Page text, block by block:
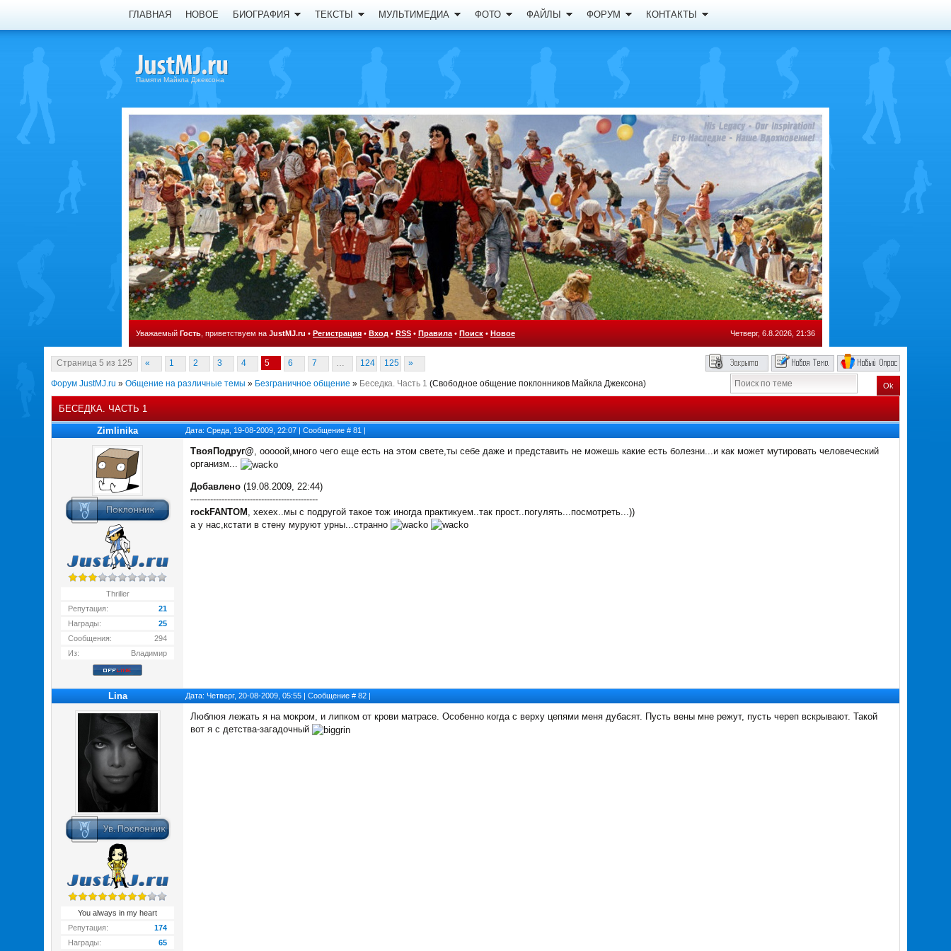
ГЛАВНАЯ НОВОЕ БИОГРАФИЯ ТЕКСТЫ МУЛЬТИМЕДИА ФОТО ФАЙЛЫ ФОРУМ КОНТАКТЫ
Памяти Майкла Джексона
Уважаемый Гость , приветствуем на JustMJ.ru • Регистрация • Вход • RSS • Правила • Поиск • Новое Четверг, 6.8.2026, 21:36
Страница 5 из 125 « 1 2 3 4 5 6 7 … 124 125 »
Форум JustMJ.ru » Общение на различные темы » Безграничное общение » Беседка. Часть 1 (Свободное общение поклонников Майкла Джексона) Ok
БЕСЕДКА. ЧАСТЬ 1
Zimlinika Дата: Среда, 19-08-2009, 22:07 | Сообщение # 81 |
Thriller
Репутация:
21
Награды:
25
Сообщения:
294
Из:
Владимир
ТвояПодруг@, ооооой,много чего еще есть на этом свете,ты себе даже и представить не можешь какие есть болезни...и как может мутировать человеческий
организм...
Добавлено (19.08.2009, 22:44)
---------------------------------------------
rockFANTOM , хехех..мы с подругой такое тож иногда практикуем..так прост..погулять...посмотреть...))
а у нас,кстати в стену муруют урны...странно
Lina Дата: Четверг, 20-08-2009, 05:55 | Сообщение # 82 |
You always in my heart
Репутация:
174
Награды:
65
Люблюя лежать я на мокром, и липком от крови матрасе. Особенно когда с верху цепями меня дубасят. Пусть вены мне режут, пусть череп вскрывают. Такой
вот я с детства-загадочный